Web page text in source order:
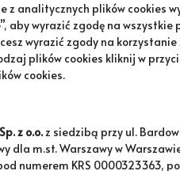
z analitycznych plików cookies
aby wyrazić zgodę na wszystkie
wyrazić zgody na
plików cookies kliknij w
cookies.
z o.o.z siedzibą przy ul.
dla m.st. Warszawy w
numerem KRS 0000323363,